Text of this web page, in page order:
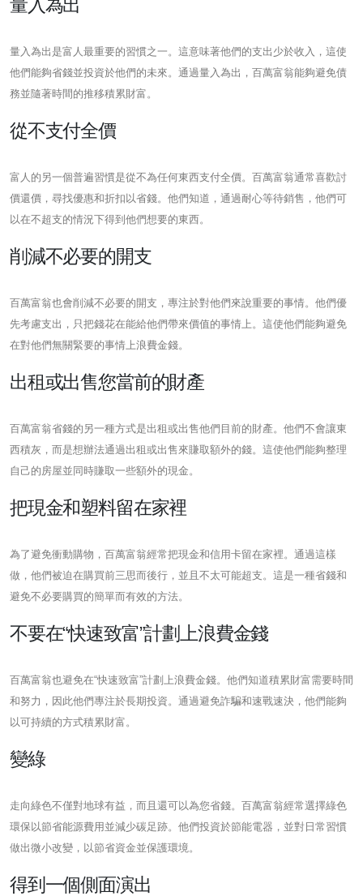
量入為出
量入為出是富人最重要的習慣之一。這意味著他們的支出少於收入，這使
他們能夠省錢並投資於他們的未來。通過量入為出，百萬富翁能夠避免債
務並隨著時間的推移積累財富。
從不支付全價
富人的另一個普遍習慣是從不為任何東西支付全價。百萬富翁通常喜歡討
價還價，尋找優惠和折扣以省錢。他們知道，通過耐心等待銷售，他們可
以在不超支的情況下得到他們想要的東西。
削減不必要的開支
百萬富翁也會削減不必要的開支，專注於對他們來說重要的事情。他們優
先考慮支出，只把錢花在能給他們帶來價值的事情上。這使他們能夠避免
在對他們無關緊要的事情上浪費金錢。
出租或出售您當前的財產
百萬富翁省錢的另一種方式是出租或出售他們目前的財產。他們不會讓東
西積灰，而是想辦法通過出租或出售來賺取額外的錢。這使他們能夠整理
自己的房屋並同時賺取一些額外的現金。
把現金和塑料留在家裡
為了避免衝動購物，百萬富翁經常把現金和信用卡留在家裡。通過這樣
做，他們被迫在購買前三思而後行，並且不太可能超支。這是一種省錢和
避免不必要購買的簡單而有效的方法。
不要在“快速致富”計劃上浪費金錢
百萬富翁也避免在“快速致富”計劃上浪費金錢。他們知道積累財富需要時間
和努力，因此他們專注於長期投資。通過避免詐騙和速戰速決，他們能夠
以可持續的方式積累財富。
變綠
走向綠色不僅對地球有益，而且還可以為您省錢。百萬富翁經常選擇綠色
環保以節省能源費用並減少碳足跡。他們投資於節能電器，並對日常習慣
做出微小改變，以節省資金並保護環境。
得到一個側面演出